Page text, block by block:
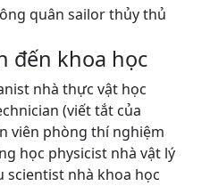
quân sailor thủy thủ
đến khoa học
nhà thực vật học
(viết tắt của
viên phòng thí nghiệm
học physicist nhà vật lý
scientist nhà khoa học